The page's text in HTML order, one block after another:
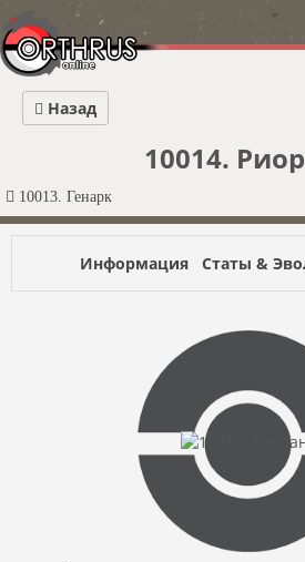
10014.
10013. Генарк
Назад
Информация Статы &